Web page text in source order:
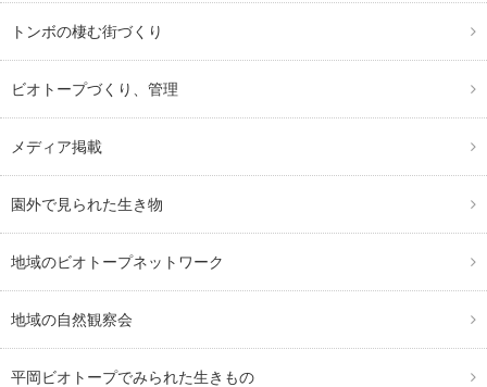
トンボの棲む街づくり
ビオトープづくり、管理
メディア掲載
園外で見られた生き物
地域のビオトープネットワーク
地域の自然観察会
平岡ビオトープでみられた生きもの